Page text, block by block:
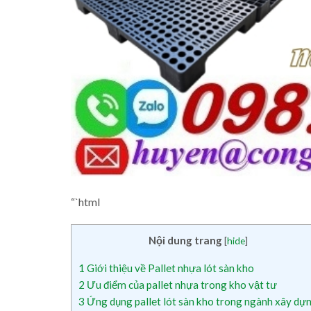
“`html
Nội dung trang[hide]
1 Giới thiệu về Pallet nhựa lót sàn kho
2 Ưu điểm của pallet nhựa trong kho vật tư
3 Ứng dụng pallet lót sàn kho trong ngành xây